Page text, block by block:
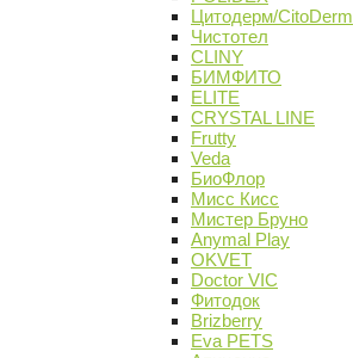
Цитодерм/CitoDerm
Чистотел
CLINY
БИМФИТО
ELITE
CRYSTAL LINE
Frutty
Veda
БиоФлор
Мисс Кисс
Мистер Бруно
Anymal Play
OKVET
Doctor VIC
Фитодок
Brizberry
Eva PETS